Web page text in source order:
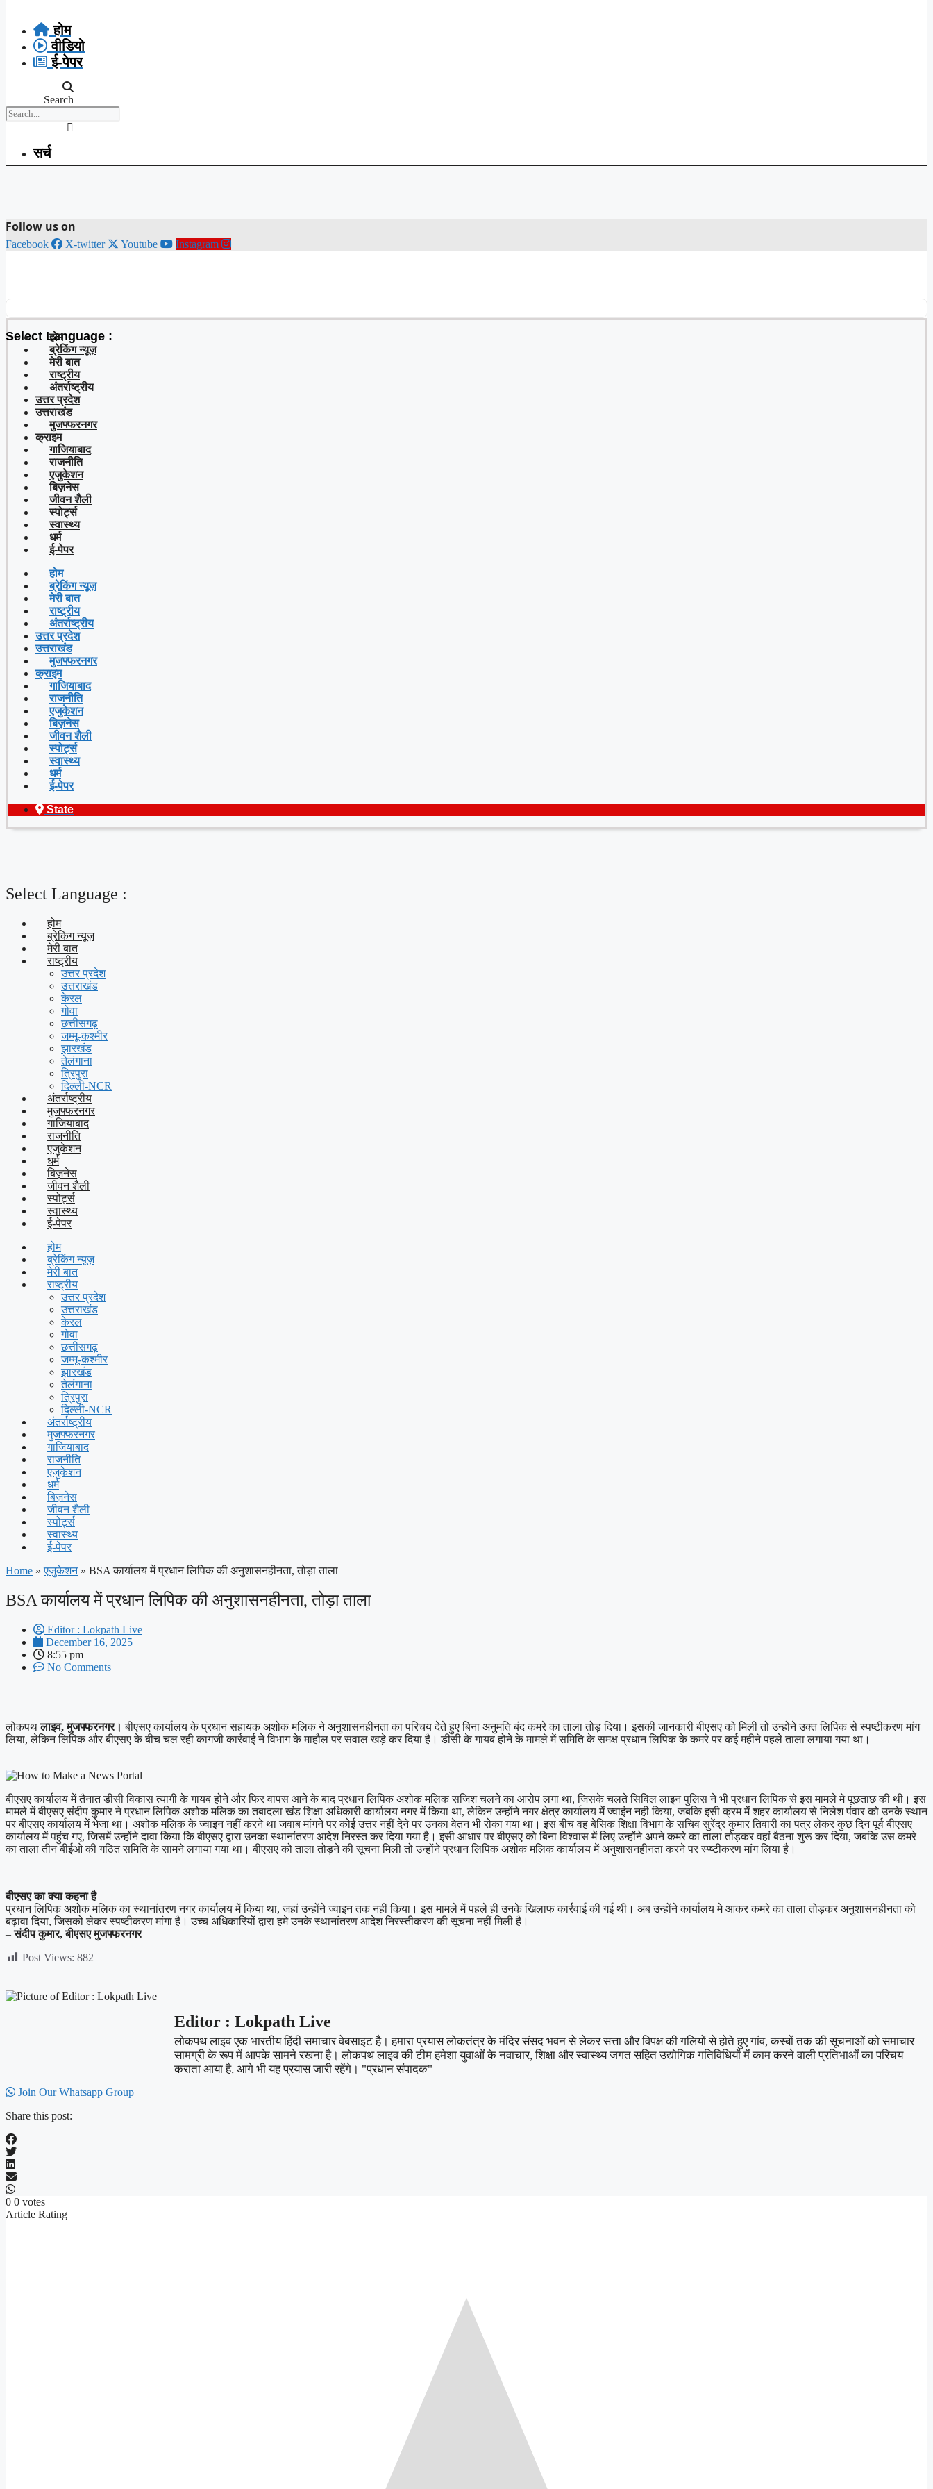
content
होम
वीडियो
ई-पेपर
Search
सर्च
Follow us on
Facebook X-twitter Youtube Instagram
Select Language :
होम
ब्रेकिंग न्यूज़
मेरी बात
राष्ट्रीय
अंतर्राष्ट्रीय
उत्तर प्रदेश
उत्तराखंड
मुजफ्फरनगर
क्राइम
गाजियाबाद
राजनीति
एजुकेशन
बिज़नेस
जीवन शैली
स्पोर्ट्स
स्वास्थ्य
धर्म
ई-पेपर
होम
ब्रेकिंग न्यूज़
मेरी बात
राष्ट्रीय
अंतर्राष्ट्रीय
उत्तर प्रदेश
उत्तराखंड
मुजफ्फरनगर
क्राइम
गाजियाबाद
राजनीति
एजुकेशन
बिज़नेस
जीवन शैली
स्पोर्ट्स
स्वास्थ्य
धर्म
ई-पेपर
State
Select Language :
होम
ब्रेकिंग न्यूज़
मेरी बात
राष्ट्रीय
उत्तर प्रदेश
उत्तराखंड
केरल
गोवा
छत्तीसगढ़
जम्मू-कश्मीर
झारखंड
तेलंगाना
त्रिपुरा
दिल्ली-NCR
अंतर्राष्ट्रीय
मुजफ्फरनगर
गाजियाबाद
राजनीति
एजुकेशन
धर्म
बिज़नेस
जीवन शैली
स्पोर्ट्स
स्वास्थ्य
ई-पेपर
होम
ब्रेकिंग न्यूज़
मेरी बात
राष्ट्रीय
उत्तर प्रदेश
उत्तराखंड
केरल
गोवा
छत्तीसगढ़
जम्मू-कश्मीर
झारखंड
तेलंगाना
त्रिपुरा
दिल्ली-NCR
अंतर्राष्ट्रीय
मुजफ्फरनगर
गाजियाबाद
राजनीति
एजुकेशन
धर्म
बिज़नेस
जीवन शैली
स्पोर्ट्स
स्वास्थ्य
ई-पेपर
Home » एजुकेशन » BSA कार्यालय में प्रधान लिपिक की अनुशासनहीनता, तोड़ा ताला
BSA कार्यालय में प्रधान लिपिक की अनुशासनहीनता, तोड़ा ताला
Editor : Lokpath Live
December 16, 2025
8:55 pm
No Comments
लोकपथलाइव, मुजफ्फरनगर।बीएसए कार्यालय के प्रधान सहायक अशोक मलिक ने अनुशासनहीनता का परिचय देते हुए बिना अनुमति बंद कमरे का ताला तोड़ दिया। इसकी जानकारी बीएसए को मिली तो उन्होंने उक्त लिपिक से स्पष्टीकरण मांग
लिया, लेकिन लिपिक और बीएसए के बीच चल रही कागजी कार्रवाई ने विभाग के माहौल पर सवाल खड़े कर दिया है। डीसी के गायब होने के मामले में समिति के समक्ष प्रधान लिपिक के कमरे पर कई महीने पहले ताला लगाया गया था।
बीएसए कार्यालय में तैनात डीसी विकास त्यागी के गायब होने और फिर वापस आने के बाद प्रधान लिपिक अशोक मलिक सजिश चलने का आरोप लगा था, जिसके चलते सिविल लाइन पुलिस ने भी प्रधान लिपिक से इस मामले मे पूछताछ की थी। इस
मामले में बीएसए संदीप कुमार ने प्रधान लिपिक अशोक मलिक का तबादला खंड शिक्षा अधिकारी कार्यालय नगर में किया था, लेकिन उन्होंने नगर क्षेत्र कार्यालय में ज्वाइंन नही किया, जबकि इसी क्रम में शहर कार्यालय से निलेश पंवार को उनके स्थान
पर बीएसए कार्यालय में भेजा था। अशोक मलिक के ज्वाइन नहीं करने था जवाब मांगने पर कोई उत्तर नहीं देने पर उनका वेतन भी रोका गया था। इस बीच वह बेसिक शिक्षा विभाग के सचिव सुरेंद्र कुमार तिवारी का पत्र लेकर कुछ दिन पूर्व बीएसए
कार्यालय में पहुंच गए, जिसमें उन्होंने दावा किया कि बीएसए द्वारा उनका स्थानांतरण आदेश निरस्त कर दिया गया है। इसी आधार पर बीएसए को बिना विश्वास में लिए उन्होंने अपने कमरे का ताला तोड़कर वहां बैठना शुरू कर दिया, जबकि उस कमरे
का ताला तीन बीईओ की गठित समिति के सामने लगाया गया था। बीएसए को ताला तोड़ने की सूचना मिली तो उन्होंने प्रधान लिपिक अशोक मलिक कार्यालय में अनुशासनहीनता करने पर स्प्ष्टीकरण मांग लिया है।
बीएसए का क्या कहना है
प्रधान लिपिक अशोक मलिक का स्थानांतरण नगर कार्यालय में किया था, जहां उन्होंने ज्वाइन तक नहीं किया। इस मामले में पहले ही उनके खिलाफ कार्रवाई की गई थी। अब उन्होंने कार्यालय मे आकर कमरे का ताला तोड़कर अनुशासनहीनता को
बढ़ावा दिया, जिसको लेकर स्पष्टीकरण मांगा है। उच्च अधिकारियों द्वारा हमे उनके स्थानांतरण आदेश निरस्तीकरण की सूचना नहीं मिली है।
–संदीप कुमार, बीएसए मुजफ्फरनगर
Post Views: 882
Editor : Lokpath Live
लोकपथ लाइव एक भारतीय हिंदी समाचार वेबसाइट है। हमारा प्रयास लोकतंत्र के मंदिर संसद भवन से लेकर सत्ता और विपक्ष की गलियों से होते हुए गांव, कस्बों तक की सूचनाओं को समाचार
सामग्री के रूप में आपके सामने रखना है। लोकपथ लाइव की टीम हमेशा युवाओं के नवाचार, शिक्षा और स्वास्थ्य जगत सहित उद्योगिक गतिविधियों में काम करने वाली प्रतिभाओं का परिचय
कराता आया है, आगे भी यह प्रयास जारी रहेंगे। "प्रधान संपादक"
Join Our Whatsapp Group
Share this post:
0 0 votes
Article Rating